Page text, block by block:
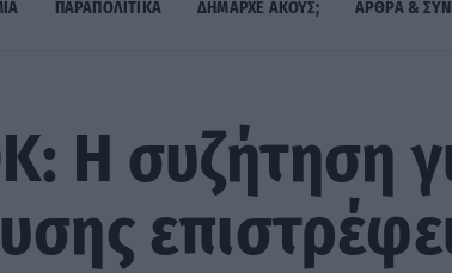
ΠΑΡΑΠΟΛΙΤΙΚΑ ΔΗΜΑΡΧE ΑΚΟΥΣ; ΑΡΘΡΑ &
Η συζήτηση